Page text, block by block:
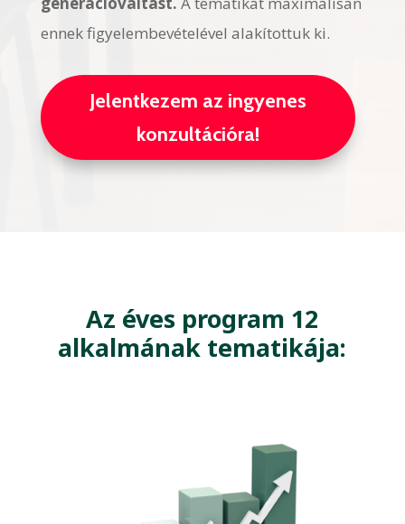
ennek figyelembevételével alakítottuk ki.
Jelentkezem az ingyenes
konzultációra!
Az éves program 12
alkalmának tematikája: